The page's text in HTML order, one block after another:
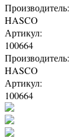
Производитель:
HASCO
Артикул:
100664
Производитель:
HASCO
Артикул:
100664